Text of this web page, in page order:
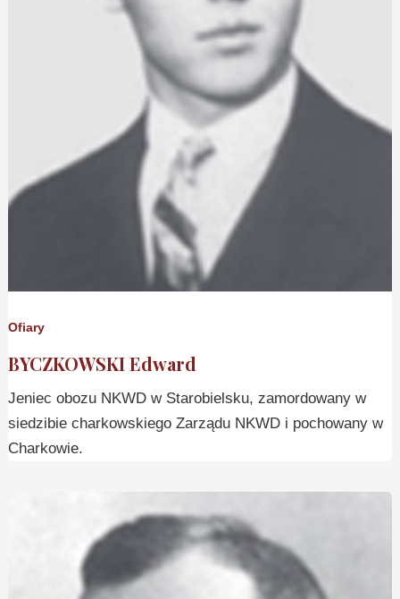
Ofiary
BYCZKOWSKI Edward
Jeniec obozu NKWD w Starobielsku, zamordowany w
siedzibie charkowskiego Zarządu NKWD i pochowany w
Charkowie.